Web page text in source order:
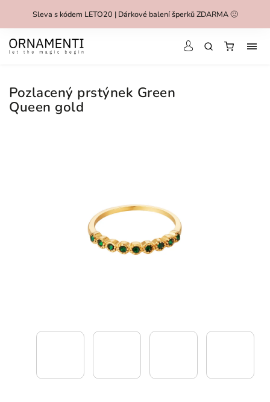
Sleva s kódem LETO20 | Dárkové balení šperků ZDARMA 🙂
Pozlacený prstýnek Green
Queen gold